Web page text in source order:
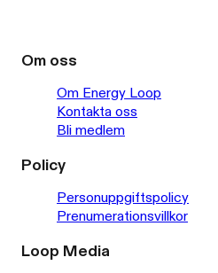
Om oss
Om Energy Loop
Kontakta oss
Bli medlem
Policy
Personuppgiftspolicy
Prenumerationsvillkor
Loop Media